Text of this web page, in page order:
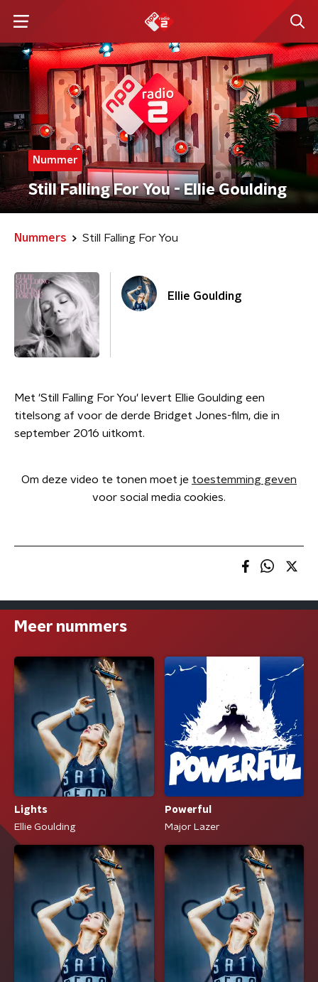
Nummer
Still Falling For You - Ellie Goulding
Nummers Still Falling For You
Ellie Goulding
Met 'Still Falling For You' levert Ellie Goulding een
titelsong af voor de derde Bridget Jones-film, die in
september 2016 uitkomt.
Om deze video te tonen moet je toestemming geven
voor social media cookies.
Meer nummers
Lights
Ellie Goulding
Powerful
Major Lazer